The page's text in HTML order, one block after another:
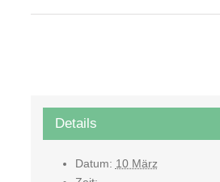
Details
Datum: 10 März